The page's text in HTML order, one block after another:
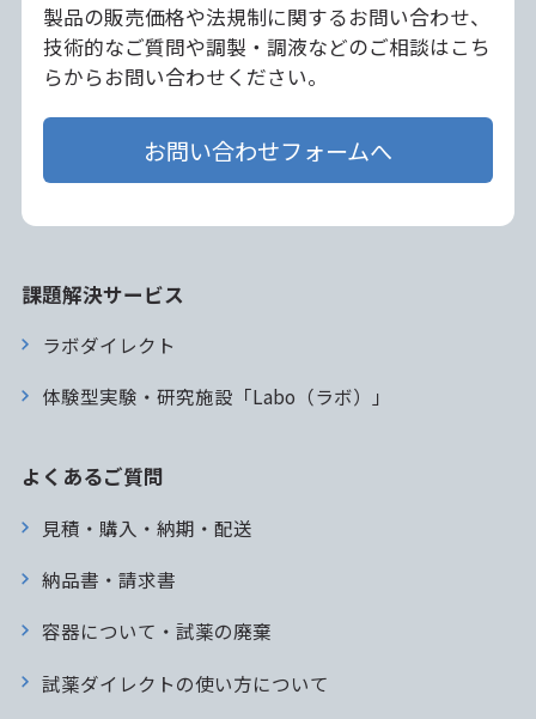
製品の販売価格や法規制に関するお問い合わせ、
技術的なご質問や調製・調液などのご相談はこち
らからお問い合わせください。
お問い合わせフォームへ
課題解決サービス
ラボダイレクト
体験型実験・研究施設「Labo（ラボ）」
よくあるご質問
見積・購入・納期・配送
納品書・請求書
容器について・試薬の廃棄
試薬ダイレクトの使い方について